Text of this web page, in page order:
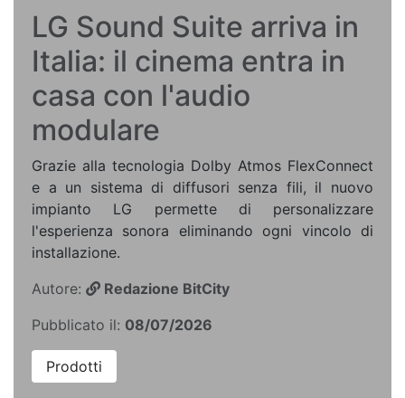
LG Sound Suite arriva in
Italia: il cinema entra in
casa con l'audio
modulare
Grazie alla tecnologia Dolby Atmos FlexConnect
e a un sistema di diffusori senza fili, il nuovo
impianto LG permette di personalizzare
l'esperienza sonora eliminando ogni vincolo di
installazione.
Autore:
Redazione BitCity
Pubblicato il: 08/07/2026
Prodotti